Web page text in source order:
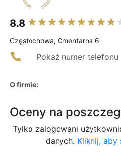
8.8
Częstochowa, Cmentarna 6
Pokaż numer telefonu
O firmie:
Oceny na
Tylko zalogowani
danych. Kliknij, aby